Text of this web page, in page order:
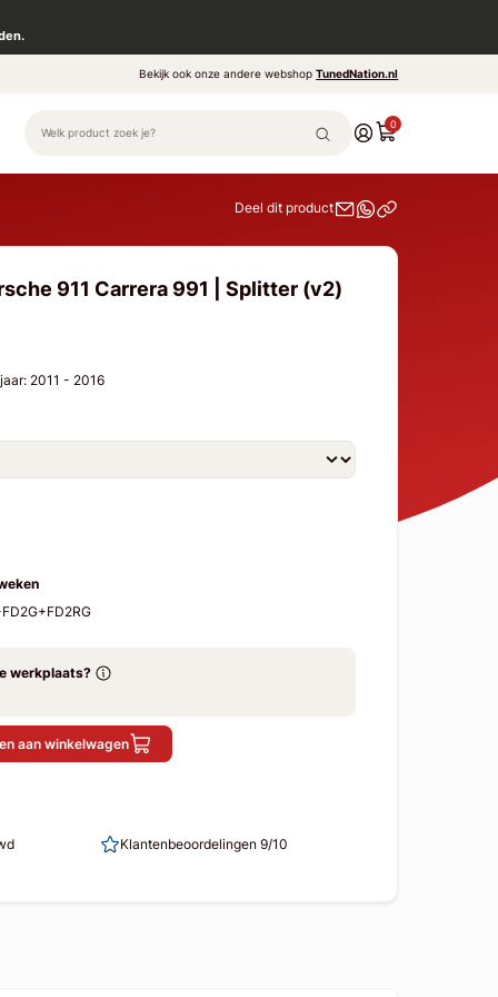
Bekijk ook onze andere webshopTunedNation.nl
0
Deel dit product
911 Carrera 991 | Splitter (v2)
2011 - 2016
werkplaats?
aan winkelwagen
Klantenbeoordelingen 9/10